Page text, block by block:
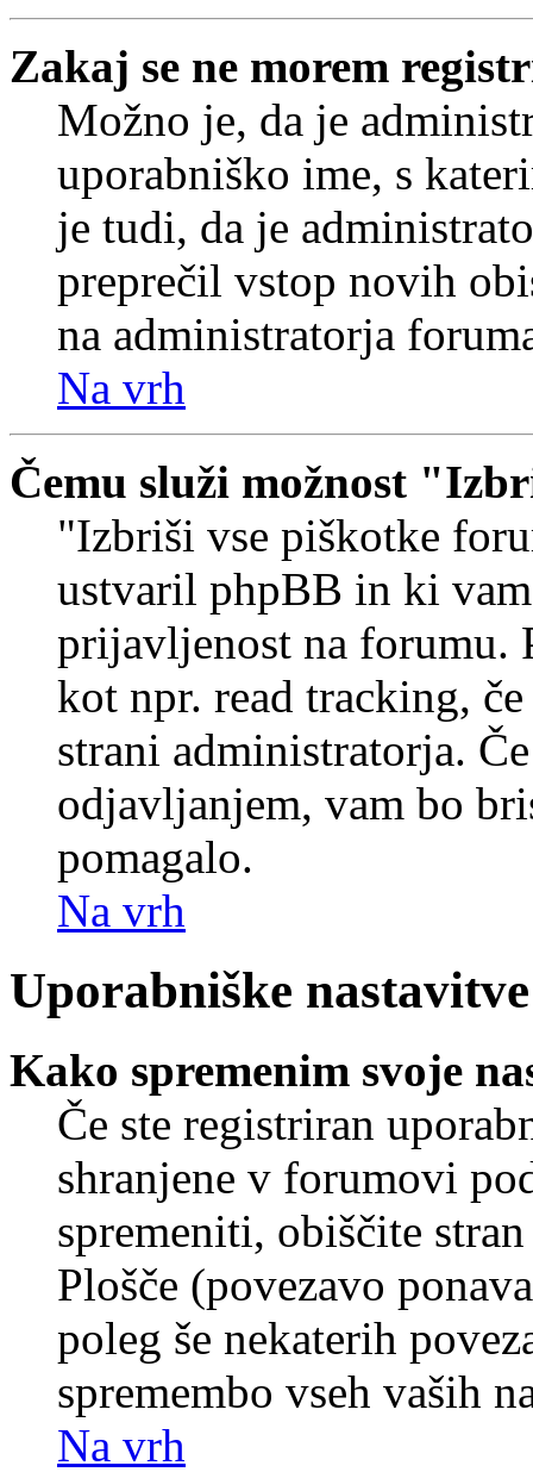
Zakaj se ne morem
Možno je, da je
uporabniško ime, s
je tudi, da je
preprečil vstop novih
na administratorja
Na vrh
Čemu služi možnost
"Izbriši vse piškotke
ustvaril phpBB in ki
prijavljenost na forumu.
kot npr. read tracking,
strani administratorja.
odjavljanjem, vam bo
pomagalo.
Na vrh
Uporabniške nastavitve
Kako spremenim svoje
Če ste registriran
shranjene v forumovi
spremeniti, obiščite
Plošče (povezavo
poleg še nekaterih
spremembo vseh vaših
Na vrh